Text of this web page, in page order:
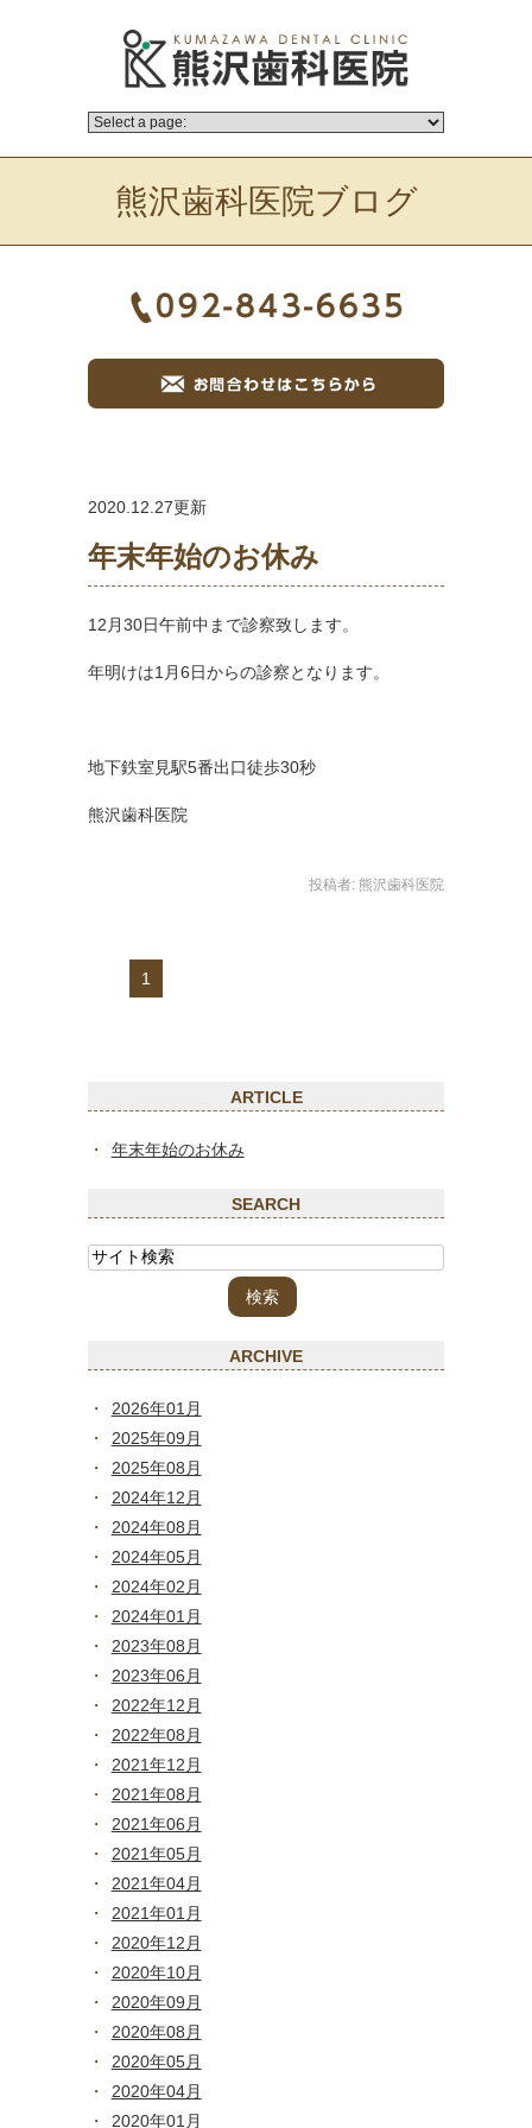
熊沢歯科医院ブログ
2020.12.27更新
年末年始のお休み
12月30日午前中まで診察致します。
年明けは1月6日からの診察となります。
地下鉄室見駅5番出口徒歩30秒
熊沢歯科医院
投稿者: 熊沢歯科医院
1
ARTICLE
年末年始のお休み
SEARCH
ARCHIVE
2026年01月
2025年09月
2025年08月
2024年12月
2024年08月
2024年05月
2024年02月
2024年01月
2023年08月
2023年06月
2022年12月
2022年08月
2021年12月
2021年08月
2021年06月
2021年05月
2021年04月
2021年01月
2020年12月
2020年10月
2020年09月
2020年08月
2020年05月
2020年04月
2020年01月